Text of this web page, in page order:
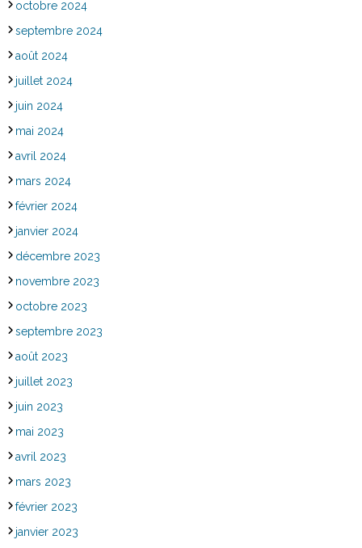
octobre 2024
septembre 2024
août 2024
juillet 2024
juin 2024
mai 2024
avril 2024
mars 2024
février 2024
janvier 2024
décembre 2023
novembre 2023
octobre 2023
septembre 2023
août 2023
juillet 2023
juin 2023
mai 2023
avril 2023
mars 2023
février 2023
janvier 2023